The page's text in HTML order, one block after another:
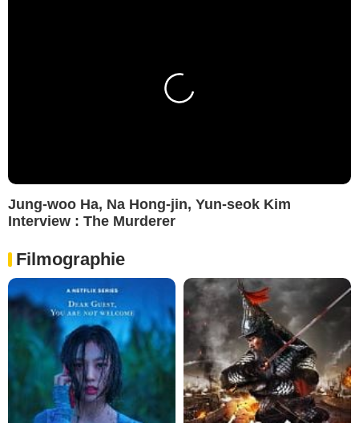
Jung-woo Ha, Na Hong-jin, Yun-seok Kim
Interview : The Murderer
Filmographie